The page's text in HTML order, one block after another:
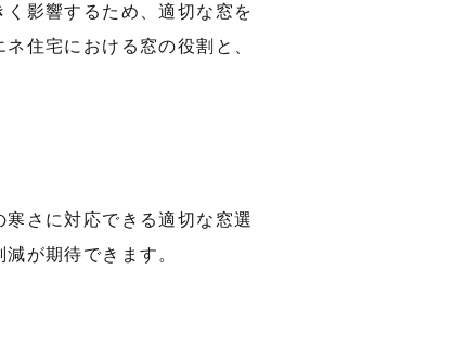
影響するため、適切な窓を
住宅における窓の役割と、
さに対応できる適切な窓選
が期待できます。